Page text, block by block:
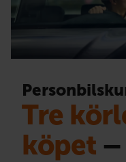
Tre
köpet –